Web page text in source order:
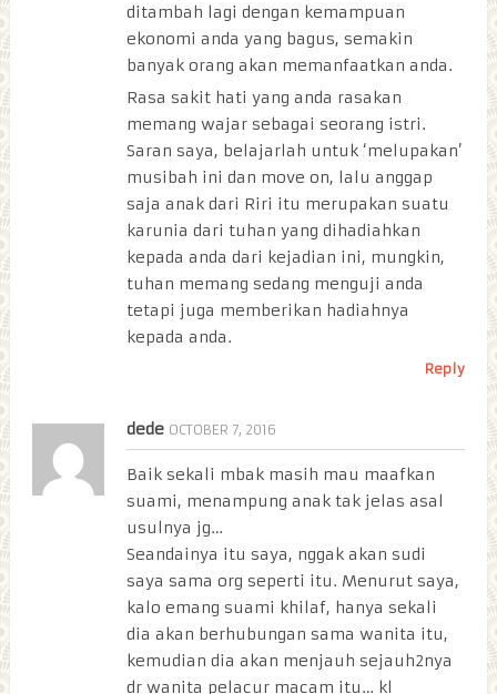
ditambah lagi dengan kemampuan
ekonomi anda yang bagus, semakin
banyak orang akan memanfaatkan anda.
Rasa sakit hati yang anda rasakan
memang wajar sebagai seorang istri.
Saran saya, belajarlah untuk ‘melupakan’
musibah ini dan move on, lalu anggap
saja anak dari Riri itu merupakan suatu
karunia dari tuhan yang dihadiahkan
kepada anda dari kejadian ini, mungkin,
tuhan memang sedang menguji anda
tetapi juga memberikan hadiahnya
kepada anda.
Reply
dede OCTOBER 7, 2016
Baik sekali mbak masih mau maafkan
suami, menampung anak tak jelas asal
usulnya jg…
Seandainya itu saya, nggak akan sudi
saya sama org seperti itu. Menurut saya,
kalo emang suami khilaf, hanya sekali
dia akan berhubungan sama wanita itu,
kemudian dia akan menjauh sejauh2nya
dr wanita pelacur macam itu… kl